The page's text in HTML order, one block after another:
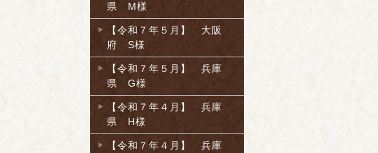
県 M様
【令和７年５月】 大阪
府 S様
【令和７年５月】 兵庫
県 G様
【令和７年４月】 兵庫
県 H様
【令和７年４月】 兵庫